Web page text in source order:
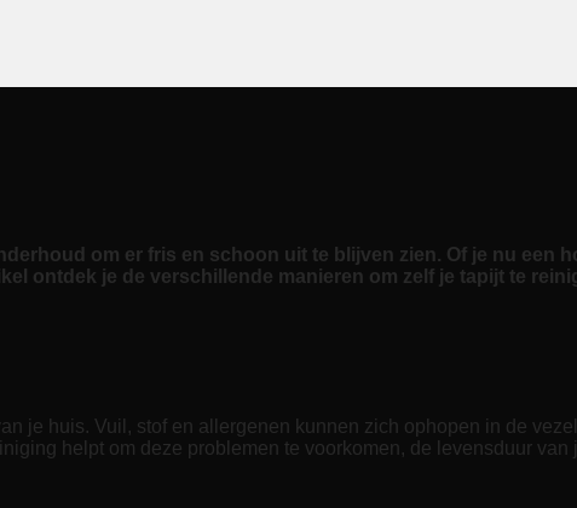
om er fris en schoon uit te blijven zien. Of je nu een
ontdek je de verschillende manieren om zelf je tapijt te
je huis. Vuil, stof en allergenen kunnen zich ophopen in de
helpt om deze problemen te voorkomen, de levensduur van